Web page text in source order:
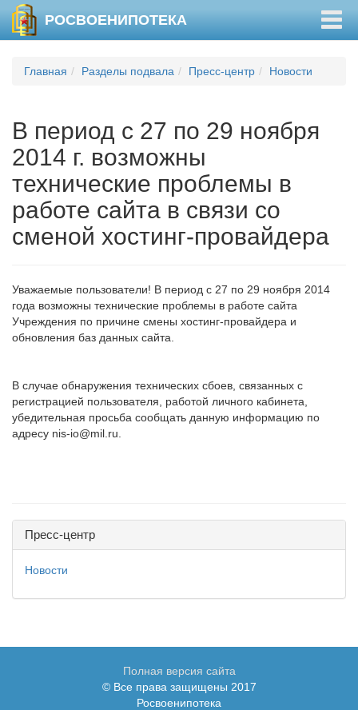
РОСВОЕНИПОТЕКА
Главная Разделы подвала Пресс-центр Новости
В период с 27 по 29 ноября
2014 г. возможны
технические проблемы в
работе сайта в связи со
сменой хостинг-провайдера
Уважаемые пользователи! В период с 27 по 29 ноября 2014
года возможны технические проблемы в работе сайта
Учреждения по причине смены хостинг-провайдера и
обновления баз данных сайта.
В случае обнаружения технических сбоев, связанных с
регистрацией пользователя, работой личного кабинета,
убедительная просьба сообщать данную информацию по
адресу nis-io@mil.ru.
Пресс-центр
Новости
Полная версия сайта
© Все права защищены 2017
Росвоенипотека